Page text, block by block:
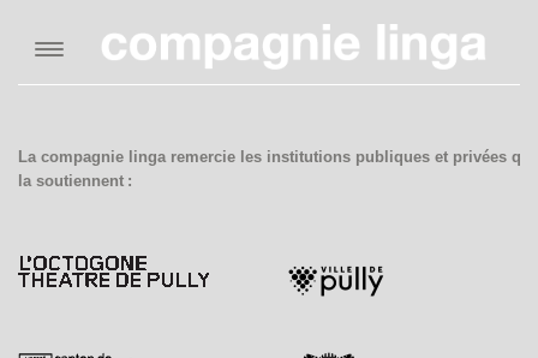
compagnie
chorégraphes
artistes
side projects
La compagnie linga remercie les institutions publiques et privées qui
la soutiennent :